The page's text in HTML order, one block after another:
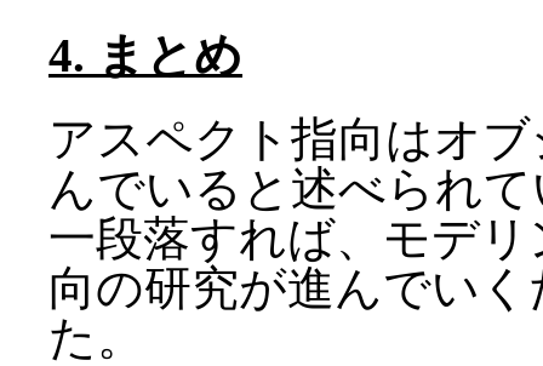
4. まとめ
アスペクト指向はオ
んでいると述べられ
一段落すれば、モデ
向の研究が進んでい
た。